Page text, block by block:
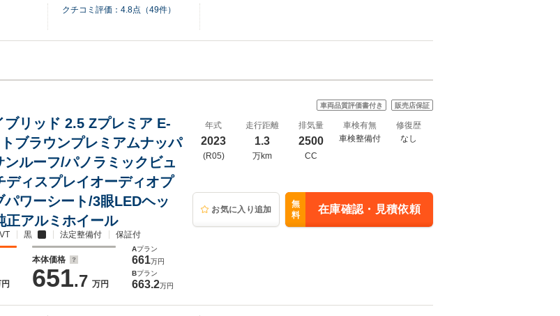
クチコミ評価： 4.8点（49件）
リッド 2.5 Zプレミア E-
ブラウンプレミアムナッパ
ルーフ/パノラミックビュ
ディスプレイオーディオプ
ワーシート/3眼LEDヘッ
正アルミホイール
黒 法定整備付 保証付
本体価格
651.7 万円
Aプラン
661万円
Bプラン
663.2万円
車両品質評価書付き 販売店保証
年式
2023
(R05)
走行距離
1.3
万km
排気量
2500
CC
車検有無
車検整備付
修復歴
なし
お気に入り追加
無
料
在庫確認・見積依頼